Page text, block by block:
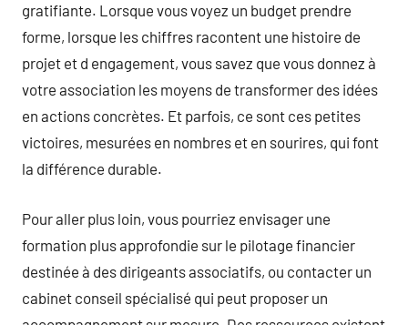
gratifiante. Lorsque vous voyez un budget prendre
forme, lorsque les chiffres racontent une histoire de
projet et d engagement, vous savez que vous donnez à
votre association les moyens de transformer des idées
en actions concrètes. Et parfois, ce sont ces petites
victoires, mesurées en nombres et en sourires, qui font
la différence durable.
Pour aller plus loin, vous pourriez envisager une
formation plus approfondie sur le pilotage financier
destinée à des dirigeants associatifs, ou contacter un
cabinet conseil spécialisé qui peut proposer un